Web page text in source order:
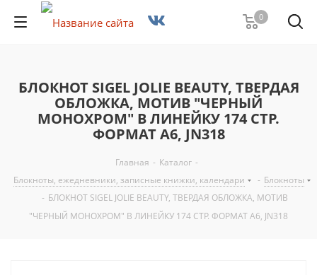
0
БЛОКНОТ SIGEL JOLIE BEAUTY, ТВЕРДАЯ
ОБЛОЖКА, МОТИВ "ЧЕРНЫЙ
МОНОХРОМ" В ЛИНЕЙКУ 174 СТР.
ФОРМАТ A6, JN318
Главная - Каталог -
Блокноты, ежедневники, записные книжки, календари
- Блокноты
- БЛОКНОТ SIGEL JOLIE BEAUTY, ТВЕРДАЯ ОБЛОЖКА, МОТИВ
"ЧЕРНЫЙ МОНОХРОМ" В ЛИНЕЙКУ 174 СТР. ФОРМАТ A6, JN318